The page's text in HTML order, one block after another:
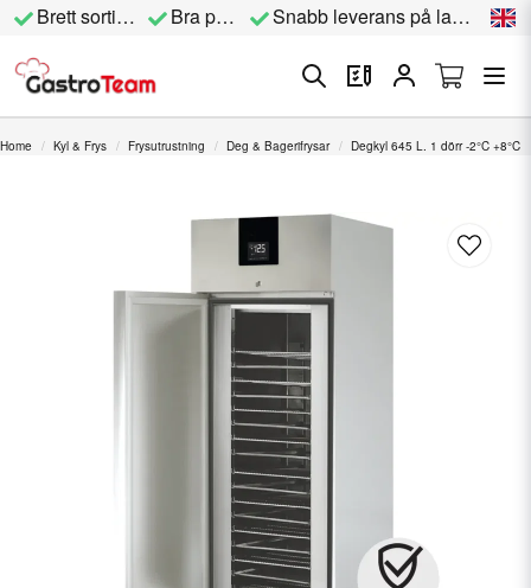
Brett sortiment Bra priser Snabb leverans på lagervara
Home Kyl & Frys Frysutrustning Deg & Bagerifrysar Degkyl 645 L. 1 dörr -2°C +8°C